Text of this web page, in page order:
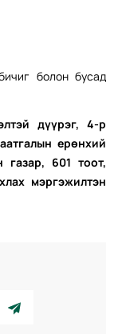
болон бусад
дүүрэг, 4-р
ерөнхий
газар, 601 тоот,
мэргэжилтэн